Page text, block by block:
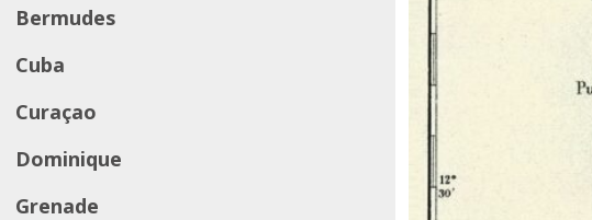
Bermudes
Cuba
Curaçao
Dominique
Grenade